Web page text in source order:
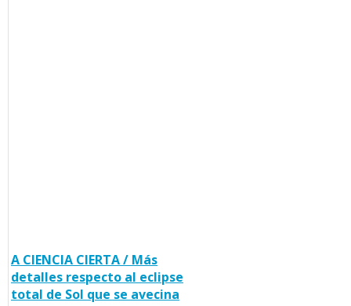
A CIENCIA CIERTA / Más
detalles respecto al eclipse
total de Sol que se avecina